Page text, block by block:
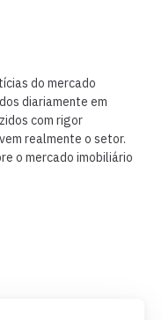
do mercado
diariamente em
com rigor
realmente o setor.
o mercado imobiliário